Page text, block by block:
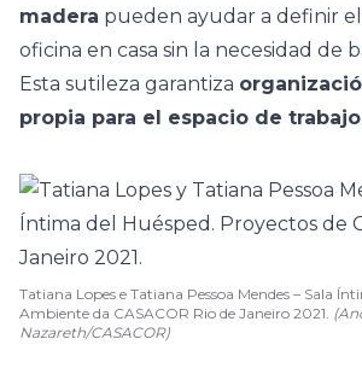
madera pueden ayudar a definir
oficina en casa sin la necesidad de
Esta sutileza garantiza
propia para el espacio de trabajo
Tatiana Lopes e Tatiana Pessoa Mendes – Sala
Ambiente da CASACOR Rio de Janeiro 2021.
Nazareth/CASACOR)